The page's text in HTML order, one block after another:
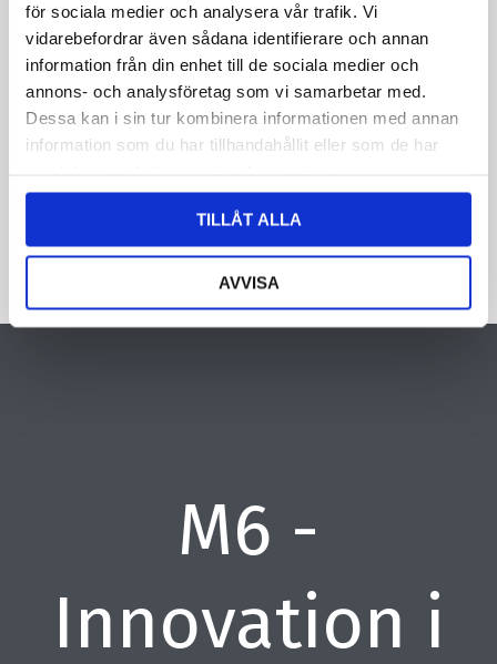
för sociala medier och analysera vår trafik. Vi
vidarebefordrar även sådana identifierare och annan
information från din enhet till de sociala medier och
annons- och analysföretag som vi samarbetar med.
Dessa kan i sin tur kombinera informationen med annan
information som du har tillhandahållit eller som de har
TILLÅT ALLA
AVVISA
Genom att skicka formuläret godkänner du att vi sparar
information om dig. Läs mer om hur vi behandlar dina
personuppgifter i vår integritetspolicy.
CAPTCHA
M6 -
Innovation i